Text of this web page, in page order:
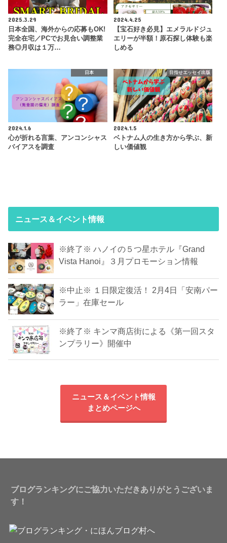
2025.3.29
日本全国、海外からの応募もOK!
完全在宅／PCでお見合い調整業
務◎月収は１万…
2024.4.25
【宝石好き必見】エメラルドジュ
エリーが半額！原石探し体験も楽
しめる
日本
2024.1.6
心が折れる言葉、アンコンシャス
バイアスを調査
目指せエッセイ出版
2024.1.5
ベトナム人の生き方から学ぶ、新
しい価値観
ニュース＆イベント情報
※終了※ ハノイの５つ星ホテル『Grand
Vista Hanoi』３月プロモーション情報
※中止※ １日限定復活！ 2月4日「安南パー
ラー」在庫セール
※終了※ キンマ商店街による《第一回スタ
ンプラリー》開催中
ニュース＆イベント情報
まとめページへ
ブログランキングにご協力いただきありがとうございま
す！